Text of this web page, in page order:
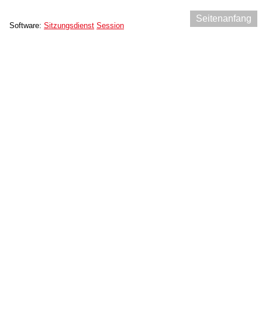
Seitenanfang
Software: Sitzungsdienst Session